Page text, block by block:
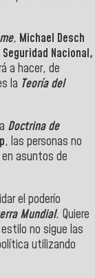
, Michael Desch
Nacional,
a hacer, de
la Teoría del
Doctrina de
, las personas no
asuntos de
el poderío
Mundial. Quiere
no sigue las
utilizando